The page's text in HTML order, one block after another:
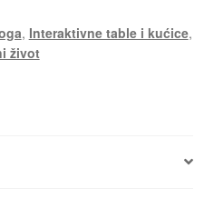
, Interaktivne table i kućice,
život